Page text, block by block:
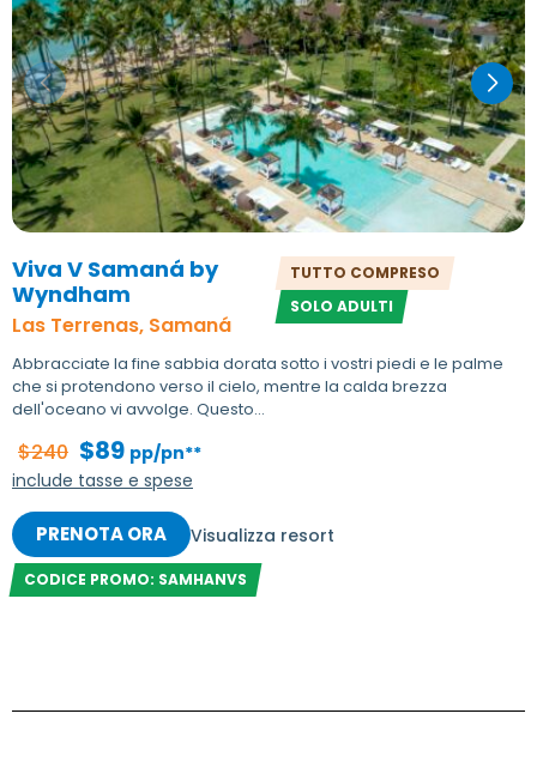
Viva V Samaná by
Wyndham
Las Terrenas, Samaná
TUTTO COMPRESO
SOLO ADULTI
Abbracciate la fine sabbia dorata sotto i vostri piedi e le palme
che si protendono verso il cielo, mentre la calda brezza
dell'oceano vi avvolge. Questo...
$240 $89 pp/pn**
include tasse e spese
PRENOTA ORA Visualizza resort
CODICE PROMO: SAMHANVS